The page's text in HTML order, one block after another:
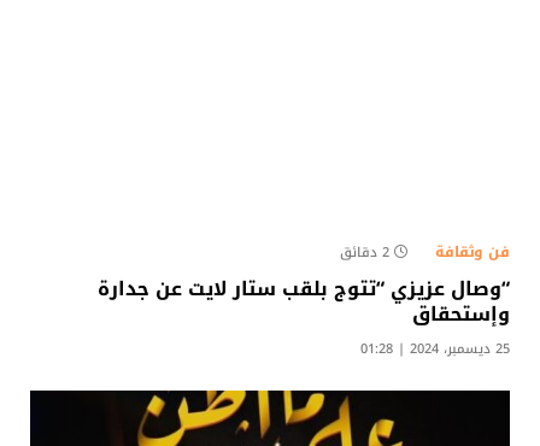
فن وثقافة 2 دقائق
“وصال عزيزي “تتوج بلقب ستار لايت عن جدارة
وإستحقاق
25 ديسمبر، 2024 | 01:28